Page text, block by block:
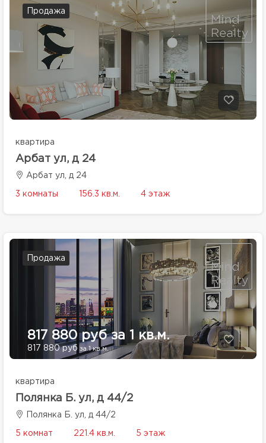
Продажа
квартира
Арбат ул, д 24
Арбат ул, д 24
3 комнаты 156.3 кв.м. 4 этаж
Продажа
817 880 руб за 1 кв.м.
817 880 руб за 1 кв.м.
квартира
Полянка Б. ул, д 44/2
Полянка Б. ул, д 44/2
5 комнат 221.4 кв.м. 5 этаж